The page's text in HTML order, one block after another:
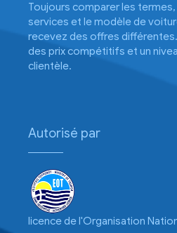
Toujours comparer les
services et le modèle de
recevez des offres
des prix compétitifs et un
clientèle.
Autorisé par
licence de l'Organisation